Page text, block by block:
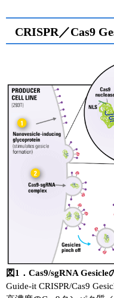
CRISPR／Cas9
図1．Cas9/sgRNA
Guide‐it CRISPR/Cas9